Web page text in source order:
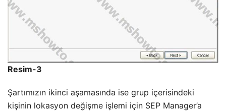
Resim-3
Şartımızın ikinci aşamasında ise grup içerisindeki
kişinin lokasyon değişme işlemi için SEP Manager’a